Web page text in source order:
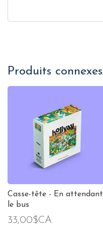
Produits connexes
Casse-tête - En attendant
le bus
33,00$CA